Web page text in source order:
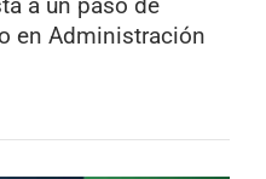
a un paso de
en Administración